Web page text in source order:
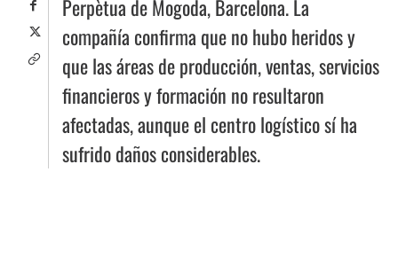
Perpètua de Mogoda, Barcelona. La
compañía confirma que no hubo heridos y
que las áreas de producción, ventas, servicios
financieros y formación no resultaron
afectadas, aunque el centro logístico sí ha
sufrido daños considerables.